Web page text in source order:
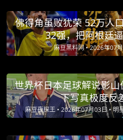
佛得角虽败犹荣 52万人
32强，把阿根廷
麻豆黑料网 •2026年07
世界杯日本足球解说影
下写真极度反
麻豆夜探王 •2026年07月03日 •明